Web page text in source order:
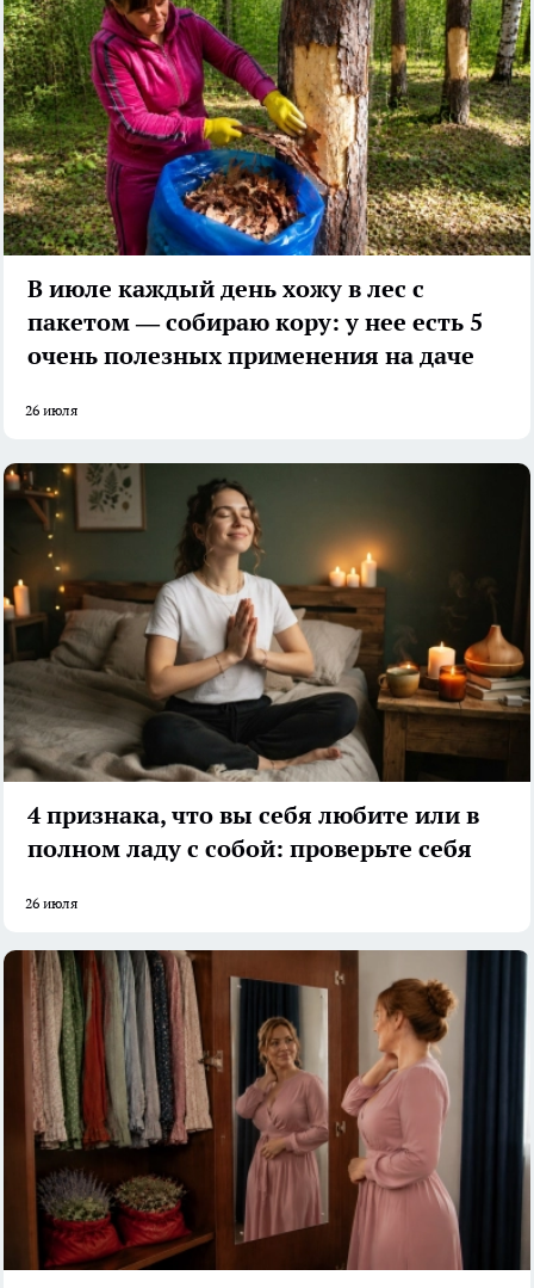
В июле каждый день хожу в лес с
пакетом — собираю кору: у нее есть 5
очень полезных применения на даче
26 июля
4 признака, что вы себя любите или в
полном ладу с собой: проверьте себя
26 июля